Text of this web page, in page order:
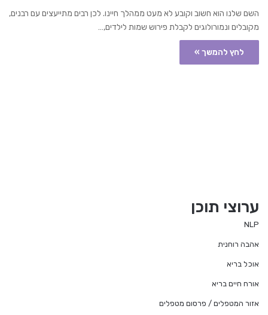
השם שלנו הוא חשוב וקובע לא מעט ממהלך חיינו. לכן רבים מתייעצים עם רבנים,
מקובלים ונמורולוגים לקבלת פירוש שמות לילדים,…
לחץ להמשך »
ערוצי תוכן
NLP
אהבה רוחנית
אוכל בריא
אורח חיים בריא
אזור המטפלים / פרסום מטפלים